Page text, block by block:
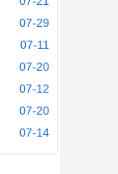
07-29
07-11
07-20
07-12
07-20
07-14